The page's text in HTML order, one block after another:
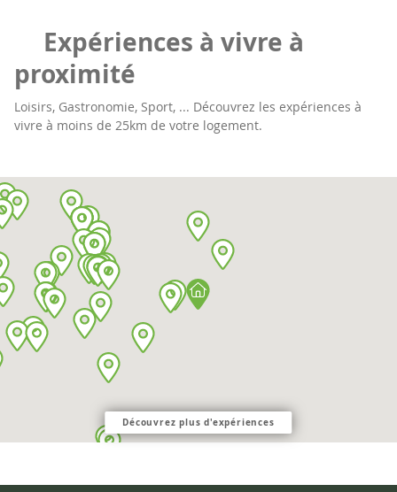
Expériences à vivre à
proximité
Loisirs, Gastronomie, Sport, ... Découvrez les expériences à
vivre à moins de 25km de votre logement.
Découvrez plus d'expériences